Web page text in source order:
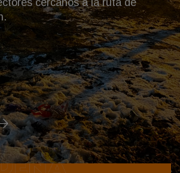
difundió en redes sociales y
“La Argentina no se